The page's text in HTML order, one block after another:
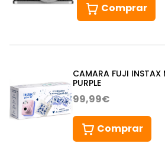
Comprar
CAMARA FUJI INSTAX
PURPLE
99,99€
Comprar